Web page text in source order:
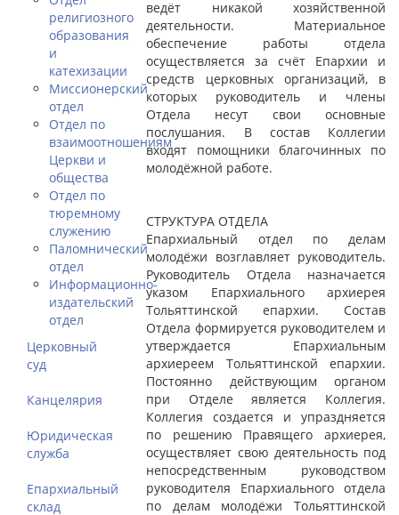
религиозного
образования
и
катехизации
Миссионерский
отдел
Отдел по
взаимоотношениям
Церкви и
общества
Отдел по
тюремному
служению
Паломнический
отдел
Информационно-
издательский
отдел
Церковный
суд
Канцелярия
Юридическая
служба
Епархиальный
склад
ведёт никакой хозяйственной
деятельности. Материальное
обеспечение работы отдела
осуществляется за счёт Епархии и
средств церковных организаций, в
которых руководитель и члены
Отдела несут свои основные
послушания. В состав Коллегии
входят помощники благочинных по
молодёжной работе.
СТРУКТУРА ОТДЕЛА
Епархиальный отдел по делам
молодёжи возглавляет руководитель.
Руководитель Отдела назначается
указом Епархиального архиерея
Тольяттинской епархии. Состав
Отдела формируется руководителем и
утверждается Епархиальным
архиереем Тольяттинской епархии.
Постоянно действующим органом
при Отделе является Коллегия.
Коллегия создается и упраздняется
по решению Правящего архиерея,
осуществляет свою деятельность под
непосредственным руководством
руководителя Епархиального отдела
по делам молодёжи Тольяттинской